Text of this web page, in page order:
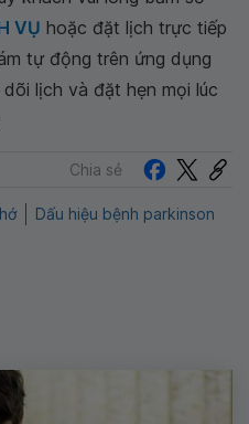
VỤ hoặc đặt lịch trực tiếp
tự động trên ứng dụng
lịch và đặt hẹn mọi lúc
Chia sẻ
Dấu hiệu bệnh parkinson